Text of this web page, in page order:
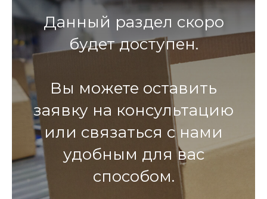
Данный раздел скоро
будет доступен.
Вы можете оставить
заявку на консультацию
или связаться с нами
удобным для вас
способом.